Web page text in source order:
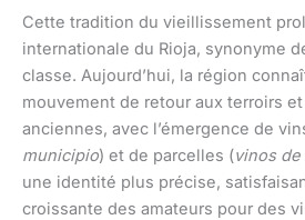
Cette tradition du vieillissement
internationale du Rioja, synonyme
classe. Aujourd’hui, la région
mouvement de retour aux terroirs
anciennes, avec l’émergence de
municipio) et de parcelles (vinos de
une identité plus précise,
croissante des amateurs pour des